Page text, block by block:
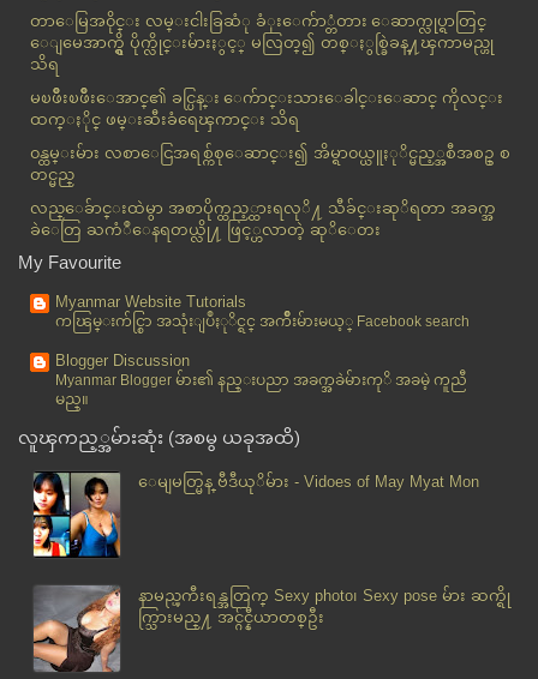
ေရသန္႔ဘူးအတြင္းရွိ အက္စစ္ေသာက္မိသူေသဆံုး
အျခားတစ္ဖက္မွ အသံ
နိမ့္က်ခံစားမႈနဲ႔ လူ႔တန္ဖိုး
အမ်ဳိးသမီးငယ္ကို အခန္းတြင္းပိတ္ေလွာင္ကာ ျပည့္တန္ဆာ...
ေဗဒင္ကိစၥ ျငင္းခုံရာမွ ေဗဒင္ဆရာဓားထိုးခံရ
ဆက္သြယ္ေရး ေအာ္ပေရတာမ်ား စည္းကမ္းခ်ဳိးေဖာက္လွ်င္ အ...
လႊတ္ေတာ္ အမတ္ ႐ုပ္သိမ္းျခင္း ဥပေဒ ဦးေရႊမန္းကို
ျဖ...
ၾကက္ဥစားရင္ ပါဏာတိပါသာကံ ထိုက္ မထိုက္
ရန္ကုန္ၿမိဳ႕ မအူကုန္းလမ္းက်ယ္တြင္ သကၤန္း၀တ္တစ္ဦး ...
အ၀တ္ကိုယ္တိုင္ ခ်ဳပ္ပါ
ခ်စ္ေသာမ်က္စိျဖင့္သာ
လႊတ္ေတာ္အမတ္ျဖစ္မွ အစိုးရအဖြဲ႕ထဲ ေနရာေပးမွာလား
ေငြေျခာက္ေသာင္းျဖင့္ ႏွစ္ႏိုင္ငံ လည္ပတ္ႏိုင္မည့္ ခ...
လင္မယားစကားမ်ားစဥ္ ဇနီးျဖစ္သူမွ ဓါးျဖင့္ထိုး၍ ခင္ပ...
ဆင္းကတ္ ၁၅၀၀၊ ဆက္သြယ္ခ အလြန္ေစ်းခ်ဳိမည္ဟု ေအာ္ရီဒူ...
ခ်င္းတုိင္းရင္းသား ၁၂ ဦး ပဲခူးတုိင္းမွာ ေထာင္က်
အခ်စ္ကို အလြဲသံုးစား မလုပ္ေၾကး
အဆစ္နာ ေ၀ဒနာအတြက္ အိမ္တြင္းကုသနည္း
GTC ဆရာမ တစ္ဦးစစ္ေတြတြင္ ၾကိဳးဆြဲခ်ေသဆံုး
တာေမြအ၀ိုင္း လမ္းငါးခြဆံု ခံုးေက်ာ္တံတား ေဆာက္လုပ္ရာတြင္
ေျမေအာက္ရွိ ပိုက္လိုင္းမ်ားႏွင့္ မလြတ္၍ တစ္ႏွစ္ခြဲခန္႔ၾကာမည္ဟု
သိရ
မၿဖိဳးၿဖိဳးေအာင္၏ ခင္ပြန္း ေက်ာင္းသားေခါင္းေဆာင္ ကိုလင္း
ထက္ႏိုင္ ဖမ္းဆီးခံရေၾကာင္း သိရ
၀န္ထမ္းမ်ား လစာေငြအရစ္က်စုေဆာင္း၍ အိမ္ရာ၀ယ္ယူႏုိင္မည့္အစီအစဥ္ စ
တင္မည္
လည္ေခ်ာင္းထဲမွာ အစာပိုက္ထည့္ထားရလုိ႔ သီခ်င္းဆုိရတာ အခက္အ
ခဲေတြ ႀကံဳေနရတယ္လို႔ ဖြင့္ဟလာတဲ့ ဆုိေတး
My Favourite
Myanmar Website Tutorials
ကၽြမ္းက်င္စြာ အသုံးျပဳႏုိင္ရင္ အက်ိဳးမ်ားမယ့္ Facebook search
Blogger Discussion
Myanmar Blogger မ်ား၏ နည္းပညာ အခက္အခဲမ်ားကုိ အခမဲ့ ကူညီ
မည္။
လူၾကည့္အမ်ားဆုံး (အစမွ ယခုအထိ)
ေမျမတ္မြန္ ဗီဒီယုိမ်ား - Vidoes of May Myat Mon
နာမည္ၾကီးရန္အတြက္ Sexy photo၊ Sexy pose မ်ား ဆက္ရို
က္သြားမည္႔ အင္ဂ်င္နီယာတစ္ဦး